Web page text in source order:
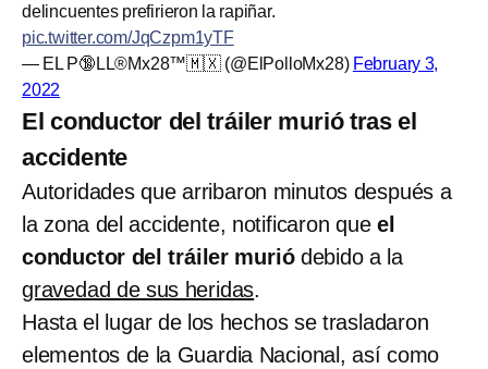
delincuentes prefirieron la rapiñar.
pic.twitter.com/JqCzpm1yTF
— EL P🔞LL®Mx28™🇲🇽 (@ElPolloMx28) February 3,
2022
El conductor del tráiler murió tras el
accidente
Autoridades que arribaron minutos después a
la zona del accidente, notificaron que el
conductor del tráiler muriódebido a la
gravedad de sus heridas.
Hasta el lugar de los hechos se trasladaron
elementos de la Guardia Nacional, así como